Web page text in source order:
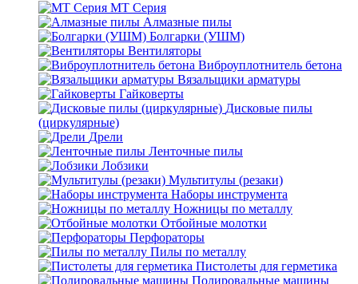
MT Серия
Алмазные пилы
Болгарки (УШМ)
Вентиляторы
Виброуплотнитель бетона
Вязальщики арматуры
Гайковерты
Дисковые пилы
(циркулярные)
Дрели
Ленточные пилы
Лобзики
Мультитулы (резаки)
Наборы инструмента
Ножницы по металлу
Отбойные молотки
Перфораторы
Пилы по металлу
Пистолеты для герметика
Полировальные машины